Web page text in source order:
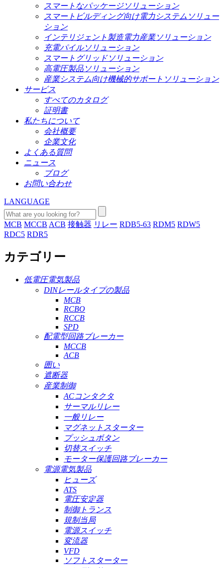
スマートなパッケージソリューション
スマートビルディング向け電力システムソリュー
ション
インテリジェント製造電力産業ソリューション
充電パイルソリューション
スマートグリッドソリューション
高電圧製品ソリューション
産業システム向け機械的サポートソリューション
サービス
すべてのカタログ
証明書
私たちについて
会社概要
企業文化
よくある質問
ニュース
ブログ
お問い合わせ
LANGUAGE
MCB MCCB ACB 接触器 リレー RDB5-63 RDM5 RDW5
RDC5 RDR5
カテゴリー
低電圧電気製品
DINレールタイプの製品
MCB
RCBO
RCCB
SPD
配電型回路ブレーカー
MCCB
ACB
囲い
遮断器
産業制御
ACコンタクタ
サーマルリレー
一般リレー
マグネットスターター
プッシュボタン
切替スイッチ
モーター保護回路ブレーカー
電源電気製品
ヒューズ
ATS
電圧安定器
制御トランス
規制当局
電源スイッチ
変流器
VFD
ソフトスターター